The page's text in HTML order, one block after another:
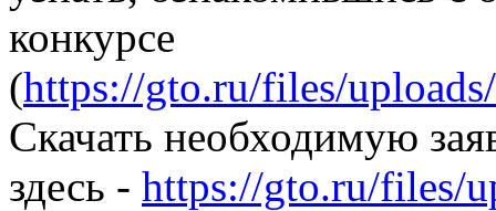
конкурсе
(https://gto.ru/files/
Скачать необходимую
здесь - https://gto.ru/files/